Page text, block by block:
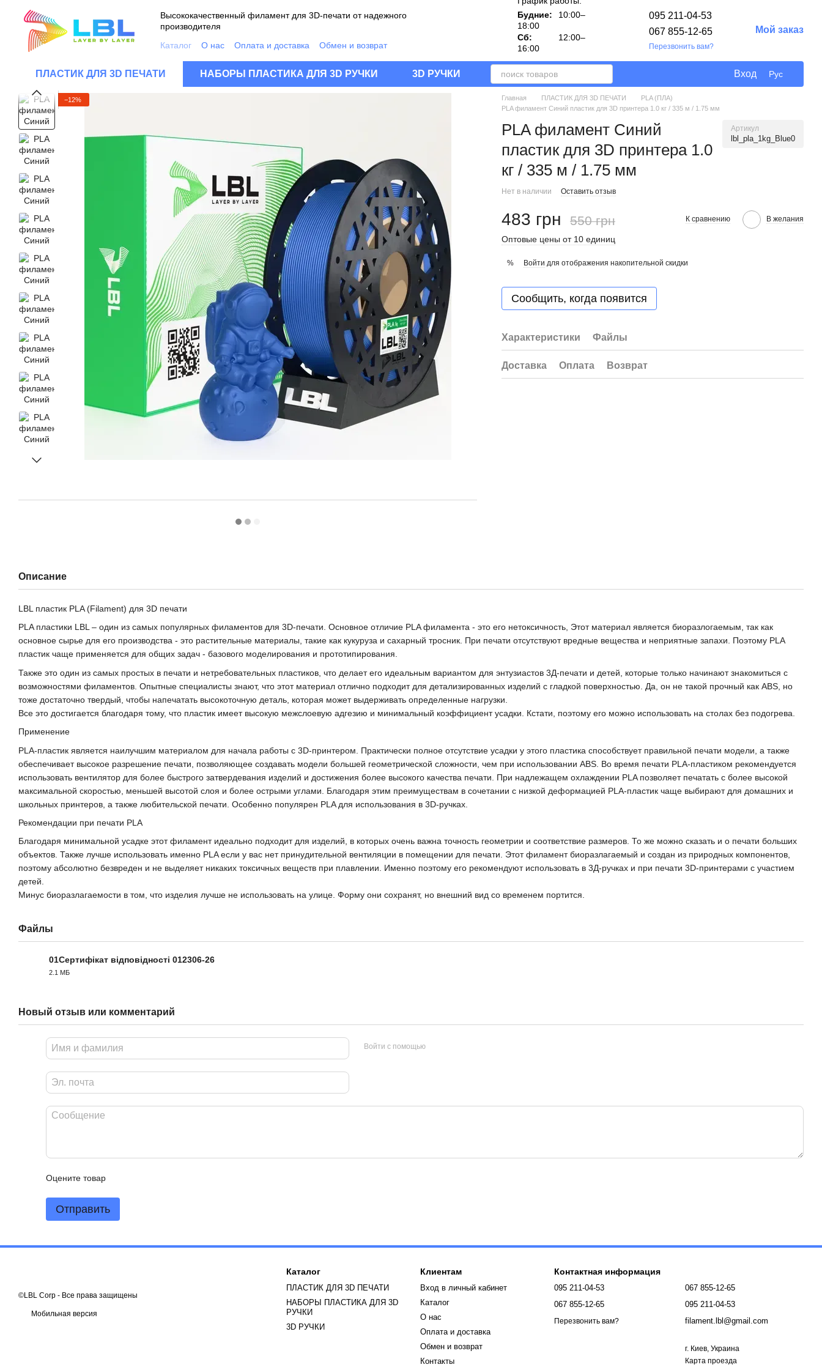
Перейти к основному контенту
Высококачественный филамент для 3D-печати от надежного
производителя
Каталог
О нас Оплата и доставка
Обмен и возврат
Пользовательское соглашение
Блог
Отзывы о магазине
Будние:
10:00–
18:00
Сб:
12:00–
16:00
095 211-04-53
067 855-12-65
Перезвонить вам?
Мой заказ
ПЛАСТИК ДЛЯ 3D ПЕЧАТИ НАБОРЫ ПЛАСТИКА ДЛЯ 3D РУЧКИ 3D РУЧКИ Вход Рус
−12% Главная ПЛАСТИК ДЛЯ 3D ПЕЧАТИ
PLA (ПЛА)
PLA филамент Синий пластик для 3D принтера 1.0 кг / 335 м / 1.75 мм
PLA филамент Синий
пластик для 3D принтера 1.0
кг / 335 м / 1.75 мм
Артикул
lbl_pla_1kg_Blue0
Нет в наличии Оставить отзыв
483 грн 550 грн К сравнению В желания
Оптовые цены от 10 единиц
% Войти для отображения накопительной скидки
Сообщить, когда появится
Характеристики Файлы
Доставка Оплата Возврат
Описание
LBL пластик PLA (Filament) для 3D печати
PLA пластики LBL – один из самых популярных филаментов для 3D-печати. Основное отличие PLA филамента - это его нетоксичность, Этот материал является биоразлогаемым, так как
основное сырье для его производства - это растительные материалы, такие как кукуруза и сахарный тросник. При печати отсутствуют вредные вещества и неприятные запахи. Поэтому PLA
пластик чаще применяется для общих задач - базового моделирования и прототипирования.
Также это один из самых простых в печати и нетребовательных пластиков, что делает его идеальным вариантом для энтузиастов 3Д-печати и детей, которые только начинают знакомиться с
возможностями филаментов. Опытные специалисты знают, что этот материал отлично подходит для детализированных изделий с гладкой поверхностью. Да, он не такой прочный как ABS, но
тоже достаточно твердый, чтобы напечатать высокоточную деталь, которая может выдерживать определенные нагрузки.
Все это достигается благодаря тому, что пластик имеет высокую межслоевую адгезию и минимальный коэффициент усадки. Кстати, поэтому его можно использовать на столах без подогрева.
Применение
PLA-пластик является наилучшим материалом для начала работы с 3D-принтером. Практически полное отсутствие усадки у этого пластика способствует правильной печати модели, а также
обеспечивает высокое разрешение печати, позволяющее создавать модели большей геометрическoй сложности, чем при использовании ABS. Во время печати PLA-пластиком рекомендуется
использовать вентилятор для более быстрого затвердевания изделий и достижения более высокого качества печати. При надлежащем охлаждении PLA позволяет печатать с более высокой
максимальной скоростью, меньшей высотой слоя и более острыми углами. Благодаря этим преимуществам в сочетании с низкой деформацией PLA-пластик чаще выбирают для домашних и
школьных принтеров, а также любительской печати. Особенно популярен PLA для использования в 3D-ручках.
Рекомендации при печати PLA
Благодаря минимальной усадке этот филамент идеально подходит для изделий, в которых очень важна точность геометрии и соответствие размеров. То же можно сказать и о печати больших
объектов. Также лучше использовать именно PLA если у вас нет принудительной вентиляции в помещении для печати. Этот филамент биоразлагаемый и создан из природных компонентов,
поэтому абсолютно безвреден и не выделяет никаких токсичных веществ при плавлении. Именно поэтому его рекомендуют использовать в 3Д-ручках и при печати 3D-принтерами с участием
детей.
Минус биоразлагаемости в том, что изделия лучше не использовать на улице. Форму они сохранят, но внешний вид со временем портится.
Файлы
01Сертифікат відповідності 012306-26
2.1 МБ
Новый отзыв или комментарий
Войти с помощью
Оцените товар
Отправить
©LBL Corp - Все права защищены
Мобильная версия
Каталог
ПЛАСТИК ДЛЯ 3D ПЕЧАТИ
НАБОРЫ ПЛАСТИКА ДЛЯ 3D
РУЧКИ
3D РУЧКИ
Клиентам
Вход в личный кабинет
Каталог
О нас
Оплата и доставка
Обмен и возврат
Контакты
Контактная информация
095 211-04-53
067 855-12-65
Перезвонить вам?
067 855-12-65
095 211-04-53
filament.lbl@gmail.com
г. Киев, Украина
Карта проезда